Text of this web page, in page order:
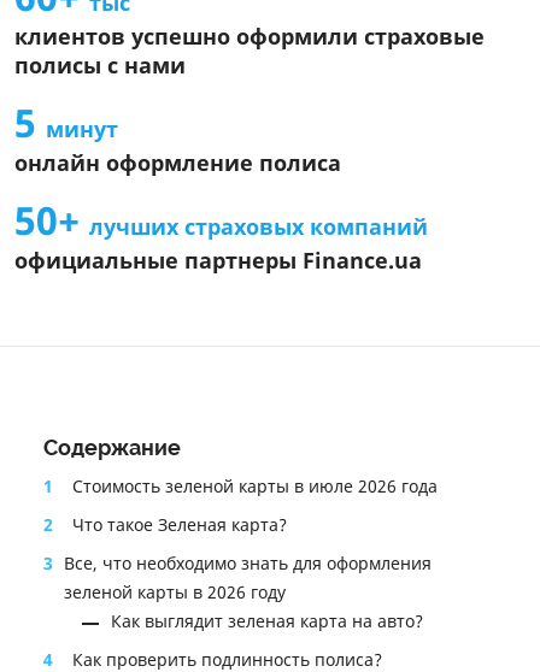
Общие условия страхового продукта
Информация об агенте
Информация про СК
Информационный документ о стандартном страховом
продукте
Информация о страховом продукте
клиентов успешно оформили страховые
полисы с нами
5 минут
онлайн оформление полиса
50+ лучших страховых компаний
официальные партнеры Finance.ua
Содержание
1
Стоимость зеленой карты в июле 2026 года
2
Что такое Зеленая карта?
3 Все, что необходимо знать для оформления
зеленой карты в 2026 году
Как выглядит зеленая карта на авто?
4
Как проверить подлинность полиса?